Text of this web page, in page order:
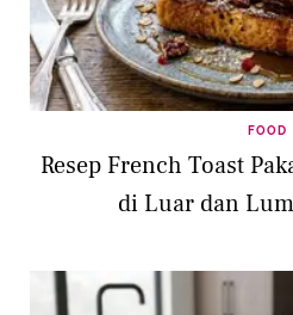
FOOD
Resep French Toast
di Luar dan